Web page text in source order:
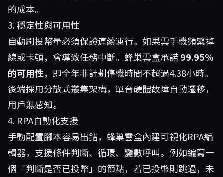
的成本。
3. 穩定性與可用性
自動刷投幣量必須保證連續運行。如果雲手機頻繁掉
線或卡頓，會導致任務中斷。蜂巢雲盒承諾99.95%
的可用性，即全年非計劃停機時間不超過4.38小時。
後端採用分散式叢集架構，單台硬體故障自動遷移，
用戶無感知。
4. RPA自動化支援
手動配置腳本容易出錯，蜂巢雲盒內建可視化RPA編
輯器，支援條件判斷、循環、變數呼叫。例如編寫一
個「判斷是否已投幣」的節點，若已投幣則跳過，未